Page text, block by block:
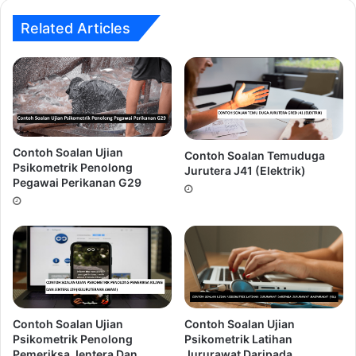
a. Sangat setuju
b. Setuju
c. Tidak pasti
d. Tidak setuju
e. Sangat tidak setuju
3. Saya tidak suka mengikuti aktiviti berkumpulan
a. Sangat kerap
b. Kerap
c. Tidak pasti
e. Tidak pernah
4. Apabila seseorang memotong tidak mengikuti galiran,
saya menegurnya.
a. Sangat kerap
b. Kerap
c. Tidak pasti
Related Articles
Contoh Soalan Ujian
Psikometrik Penolong
Pegawai Perikanan G29
Contoh Soalan Temuduga
Jurutera J41 (Elektrik)
Contoh Soalan Ujian
Psikometrik Penolong
Contoh Soalan Ujian
Psikometrik Latihan